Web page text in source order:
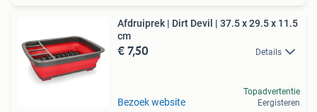
Afdruiprek | Dirt Devil | 37.5 x 29.5 x 11.5
cm
€ 7,50 Details
Bezoek website
Topadvertentie
Eergisteren